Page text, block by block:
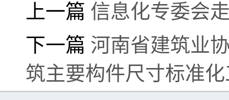
上一篇 信息化专委会
下一篇 河南省建筑业
筑主要构件尺寸标准